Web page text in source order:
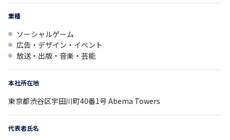
業種
ソーシャルゲーム
広告・デザイン・イベント
放送・出版・音楽・芸能
本社所在地
東京都渋谷区宇田川町40番1号 Abema Towers
代表者氏名